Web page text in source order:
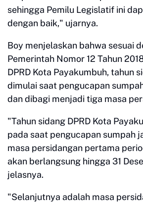
sehingga Pemilu Legislatif ini
dengan baik," ujarnya.
Boy menjelaskan bahwa sesuai
Pemerintah Nomor 12 Tahun
DPRD Kota Payakumbuh, tahun
dimulai saat pengucapan
dan dibagi menjadi tiga masa
"Tahun sidang DPRD Kota
pada saat pengucapan sumpah
masa persidangan pertama
akan berlangsung hingga 31
jelasnya.
"Selanjutnya adalah masa